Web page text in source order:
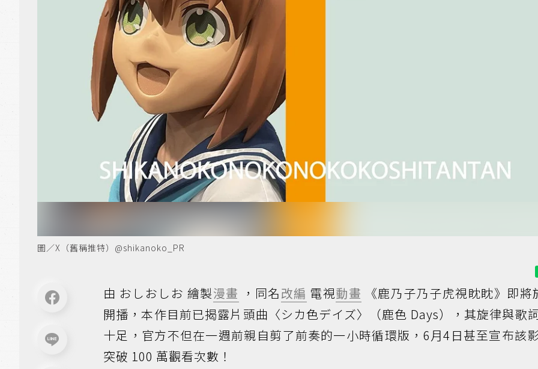
圖／X（舊稱推特）@shikanoko_PR
由 おしおしお 繪製漫畫 ，同名改編 電視動畫 《鹿乃子乃子虎視眈眈》即將
開播，本作目前已揭露片頭曲〈シカ色デイズ〉（鹿色 Days），其旋律與歌
十足，官方不但在一週前親自剪了前奏的一小時循環版，6月4日甚至宣布該
突破 100 萬觀看次數！